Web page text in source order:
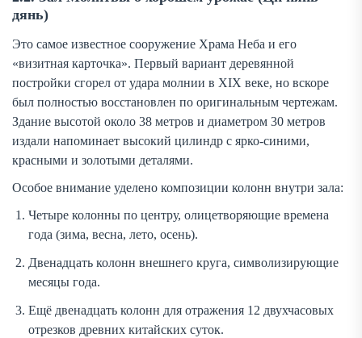
дянь)
Это самое известное сооружение Храма Неба и его
«визитная карточка». Первый вариант деревянной
постройки сгорел от удара молнии в XIX веке, но вскоре
был полностью восстановлен по оригинальным чертежам.
Здание высотой около 38 метров и диаметром 30 метров
издали напоминает высокий цилиндр с ярко-синими,
красными и золотыми деталями.
Особое внимание уделено композиции колонн внутри зала:
Четыре колонны по центру, олицетворяющие времена
года (зима, весна, лето, осень).
Двенадцать колонн внешнего круга, символизирующие
месяцы года.
Ещё двенадцать колонн для отражения 12 двухчасовых
отрезков древних китайских суток.